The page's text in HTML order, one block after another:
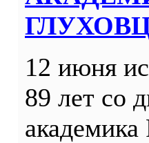
12 июня
89 лет со